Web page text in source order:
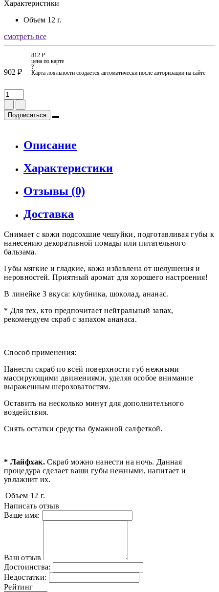
Характеристики
Объем 12 г.
смотреть все
902 ₽
812 ₽
цена по карте
?
Карта лояльности создается автоматически после авторизации на сайте
Подписаться
Описание
Характеристики
Отзывы (0)
Доставка
Снимает с кожи подсохшие чешуйки, подготавливая губы к
нанесению декоративной помады или питательного
бальзама.
Губы мягкие и гладкие, кожа избавлена от шелушения и
неровностей. Приятный аромат для хорошего настроения!
В линейке 3 вкуса: клубника, шоколад, ананас.
* Для тех, кто предпочитает нейтральный запах,
рекомендуем скраб с запахом ананаса.
Способ применения:
Нанести скраб по всей поверхности губ нежными
массирующими движениями, уделяя особое внимание
выраженным шероховатостям.
Оставить на несколько минут для дополнительного
воздействия.
Снять остатки средства бумажной салфеткой.
* Лайфхак. Скраб можно нанести на ночь. Данная
процедура сделает ваши губы нежными, напитает и
увлажнит их.
Объем 12 г.
Написать отзыв
Ваше имя:
Ваш отзыв
Достоинства:
Недостатки:
Рейтинг